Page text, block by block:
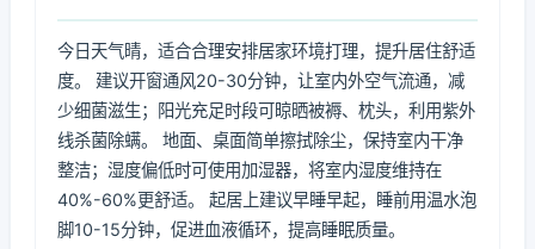
今日天气晴，适合合理安排居家环境打理，提升居住舒适
度。 建议开窗通风20-30分钟，让室内外空气流通，减
少细菌滋生；阳光充足时段可晾晒被褥、枕头，利用紫外
线杀菌除螨。 地面、桌面简单擦拭除尘，保持室内干净
整洁；湿度偏低时可使用加湿器，将室内湿度维持在
40%-60%更舒适。 起居上建议早睡早起，睡前用温水泡
脚10-15分钟，促进血液循环，提高睡眠质量。